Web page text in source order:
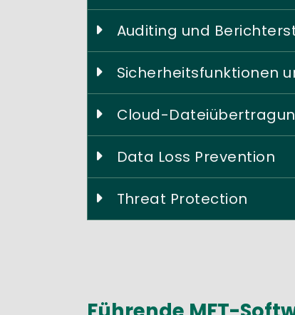
Auditing und
Sicherheitsfunktionen
Cloud-
Data Loss Prevention
Threat Protection